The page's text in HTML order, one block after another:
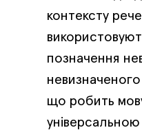
контексту
позначення
що робить